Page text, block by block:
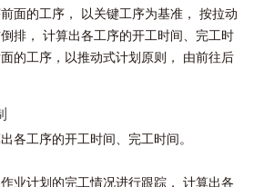
面的工序， 以关键工序为基准， 按拉动
排， 计算出各工序的开工时间、完工时
的工序，以推动式计划原则， 由前往后
工序的开工时间、完工时间。
计划的完工情况进行跟踪， 计算出各